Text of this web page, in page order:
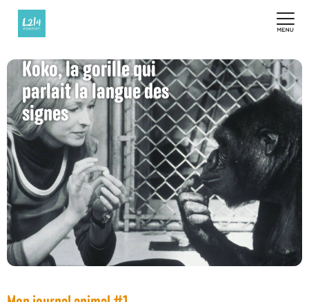
Koko, la gorille qui
parlait la langue des
signes